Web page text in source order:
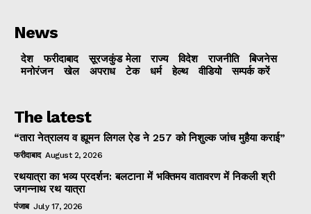
News
देश फरीदाबाद सूरजकुंड मेला राज्‍य विदेश राजनीति
बिजनेस
मनोरंजन
खेल अपराध टेक धर्म हेल्थ वीडियो सम्पर्क करें
The latest
“तारा नेत्रालय व ह्यूमन लिगल ऐड ने 257 को निशुल्क जांच मुहैया कराई”
फरीदाबाद August 2, 2026
रथयात्रा का भव्य प्रदर्शन: बलटाना में भक्तिमय वातावरण में निकली श्री
जगन्नाथ रथ यात्रा
पंजाब July 17, 2026